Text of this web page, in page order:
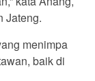
Jateng.
menimpa
baik di